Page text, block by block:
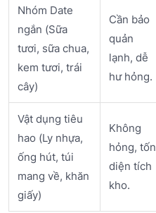
Nhóm Date
ngắn (Sữa
tươi, sữa chua,
kem tươi, trái
cây)
Cần bảo
quản
lạnh, dễ
hư hỏng.
Vật dụng tiêu
hao (Ly nhựa,
ống hút, túi
mang về, khăn
giấy)
Không
hỏng, tốn
diện tích
kho.